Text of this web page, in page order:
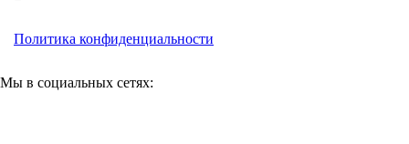
Политика конфиденциальности
Мы в социальных сетях: